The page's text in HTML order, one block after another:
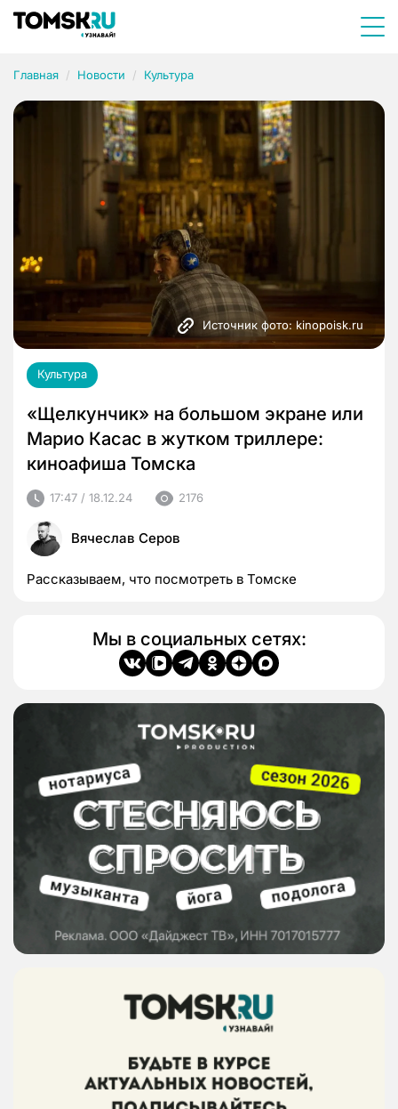
Главная Новости Культура
Источник фото: kinopoisk.ru
Культура
«Щелкунчик» на большом экране или
Марио Касас в жутком триллере:
киноафиша Томска
17:47 / 18.12.24 2176
Вячеслав Серов
Рассказываем, что посмотреть в Томске
Мы в социальных сетях: